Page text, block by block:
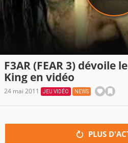
F3AR (FEAR 3) dévoile
King en vidéo
24 mai 2011 JEU VIDÉO NEWS
PLUS